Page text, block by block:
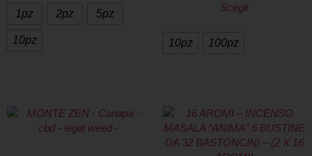
1pz 2pz 5pz
10pz
Scegli
10pz 100pz